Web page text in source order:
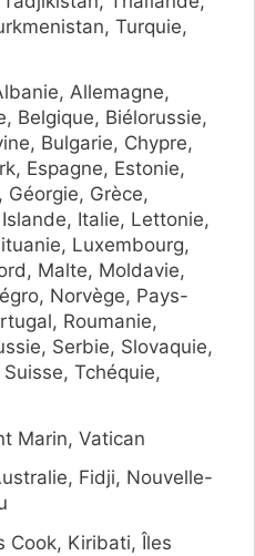
Turquie,
Allemagne,
Belgique, Biélorussie,
Bulgarie, Chypre,
Espagne, Estonie,
Géorgie, Grèce,
Italie, Lettonie,
Luxembourg,
Malte, Moldavie,
Norvège, Pays-
Roumanie,
Serbie, Slovaquie,
Tchéquie,
Marin, Vatican
Fidji, Nouvelle-
Cook, Kiribati, Îles